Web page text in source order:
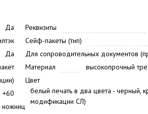
Да Реквизиты
Сейф-пакеты (тип)
Да Для сопроводительных документов
Материал
высокопрочный
Цвет
белый печать в два цвета - черный,
модификации СЛ)
+60